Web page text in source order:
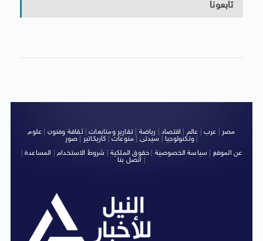
تابعونا
مصر عرب عالم اقتصاد رياضة |تقارير ومتابعات|ثقافة وفنون
علوم
وتكنولوجيا| سيدتى منوعات كاريكاتير صور
|
عن الموقع
سياسة الخصوصية حقوق الملكية شروط الاستخدام| المساعدة|
اتصل بنا